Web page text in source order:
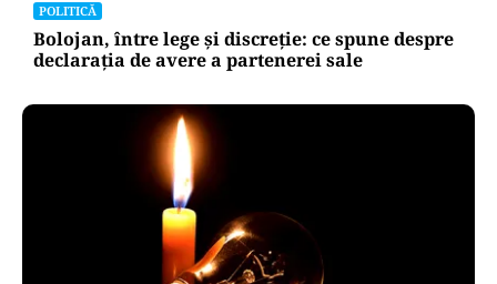
POLITICĂ
Bolojan, între lege și discreție: ce spune despre
declarația de avere a partenerei sale